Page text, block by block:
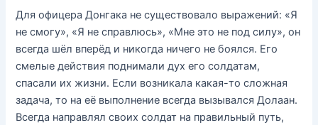
Для офицера Донгака не существовало выражений: «Я
не смогу», «Я не справлюсь», «Мне это не под силу», он
всегда шёл вперёд и никогда ничего не боялся. Его
смелые действия поднимали дух его солдатам,
спасали их жизни. Если возникала какая-то сложная
задача, то на её выполнение всегда вызывался Долаан.
Всегда направлял своих солдат на правильный путь,